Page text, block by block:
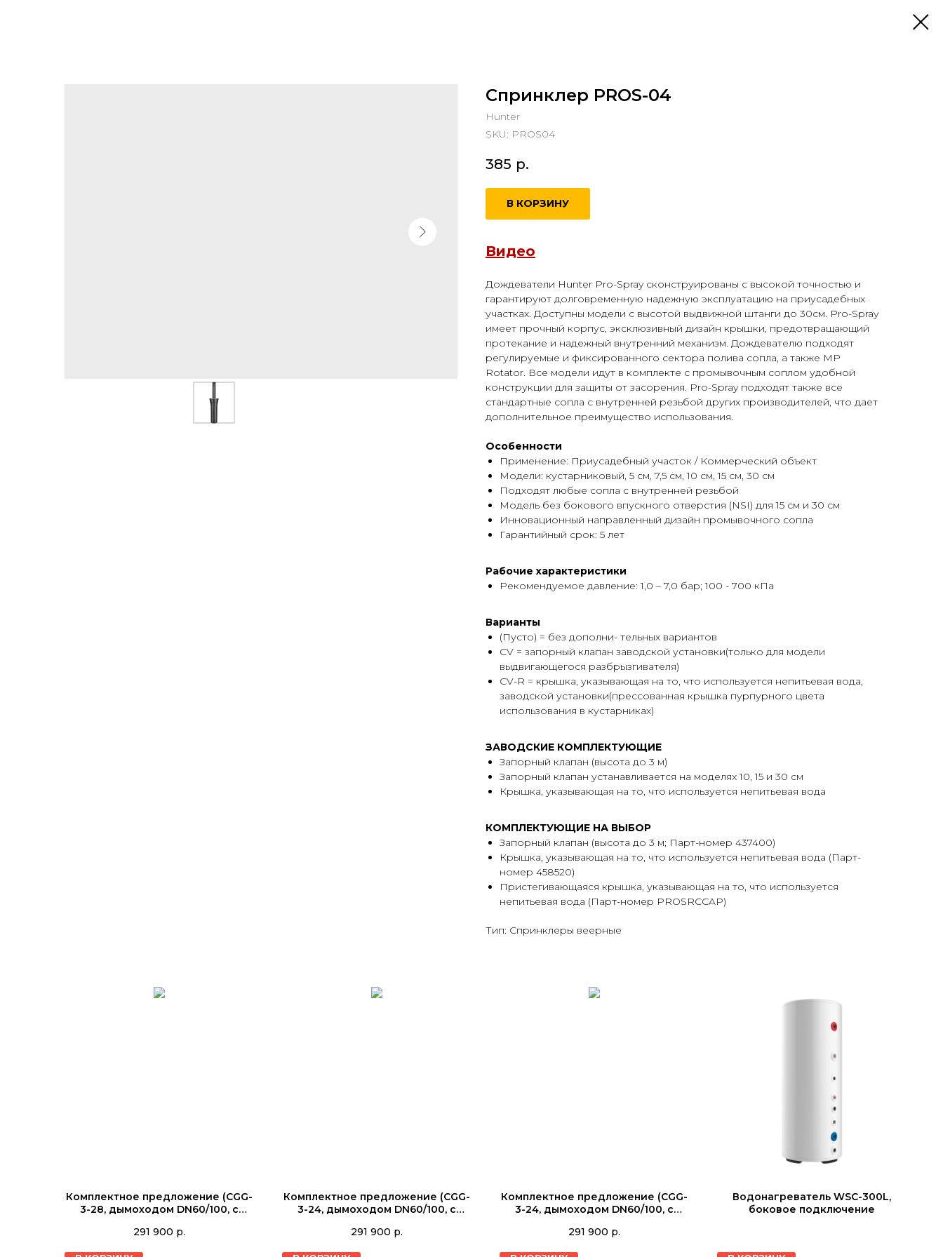
Спринклер PROS-04
Hunter
SKU: PROS04
385 р.
В КОРЗИНУ
Видео
Дождеватели Hunter Pro-Spray сконструированы с высокой точностью и
гарантируют долговременную надежную эксплуатацию на приусадебных
участках. Доступны модели с высотой выдвижной штанги до 30см. Pro-Spray
имеет прочный корпус, эксклюзивный дизайн крышки, предотвращающий
протекание и надежный внутренний механизм. Дождевателю подходят
регулируемые и фиксированного сектора полива сопла, а также MP
Rotator. Все модели идут в комплекте с промывочным соплом удобной
конструкции для защиты от засорения. Pro-Spray подходят также все
стандартные сопла с внутренней резьбой других производителей, что дает
дополнительное преимущество использования.
Особенности
Применение: Приусадебный участок / Коммерческий объект
Модели: кустарниковый, 5 см, 7,5 см, 10 см, 15 см, 30 см
Подходят любые сопла с внутренней резьбой
Модель без бокового впускного отверстия (NSI) для 15 см и 30 см
Инновационный направленный дизайн промывочного сопла
Гарантийный срок: 5 лет
Рабочие характеристики
Рекомендуемое давление: 1,0 – 7,0 бар; 100 - 700 кПа
Варианты
(Пусто) = без дополни- тельных вариантов
CV = запорный клапан заводской установки(только для модели
выдвигающегося разбрызгивателя)
CV-R = крышка, указывающая на то, что используется непитьевая вода,
заводской установки(прессованная крышка пурпурного цвета
использования в кустарниках)
ЗАВОДСКИЕ КОМПЛЕКТУЮЩИЕ
Запорный клапан (высота до 3 м)
Запорный клапан устанавливается на моделях 10, 15 и 30 см
Крышка, указывающая на то, что используется непитьевая вода
КОМПЛЕКТУЮЩИЕ НА ВЫБОР
Запорный клапан (высота до 3 м; Парт-номер 437400)
Крышка, указывающая на то, что используется непитьевая вода (Парт-
номер 458520)
Пристегивающаяся крышка, указывающая на то, что используется
непитьевая вода (Парт-номер PROSRCCAP)
Тип: Спринклеры веерные
Комплектное предложение (CGG-
3-28, дымоходом DN60/100, с
K8615981005
291 900 р.
Комплектное предложение (CGG-
3-24, дымоходом DN60/100, с
K8615981003
291 900 р.
Комплектное предложение (CGG-
3-24, дымоходом DN60/100, с
K8615980006
291 900 р.
Водонагреватель WSC-300L,
боковое подключение